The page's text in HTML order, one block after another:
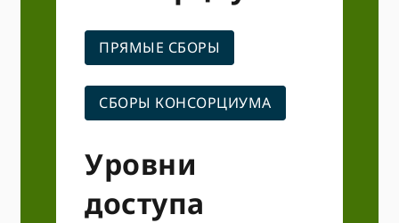
ПРЯМЫЕ СБОРЫ
СБОРЫ КОНСОРЦИУМА
Уровни
доступа